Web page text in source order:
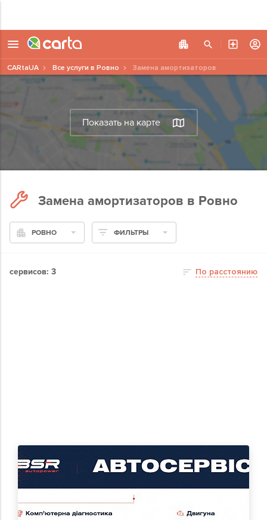
Показать на карте
CARtaUA Все услуги в Ровно Замена амортизаторов
Замена амортизаторов в Ровно
РОВНО ФИЛЬТРЫ
сервисов: 3 По расстоянию